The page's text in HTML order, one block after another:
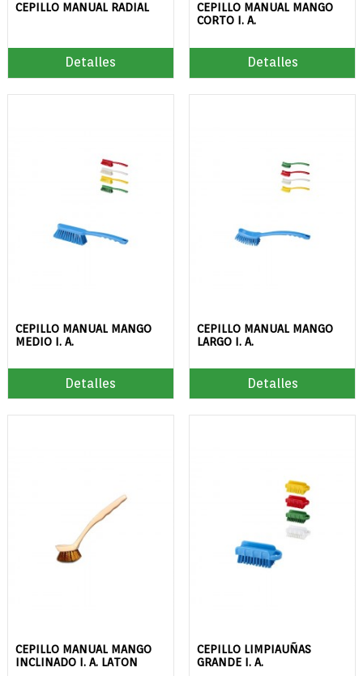
CEPILLO MANUAL RADIAL
Detalles
CEPILLO MANUAL MANGO
CORTO I. A.
Detalles
CEPILLO MANUAL MANGO
MEDIO I. A.
Detalles
CEPILLO MANUAL MANGO
LARGO I. A.
Detalles
CEPILLO MANUAL MANGO
INCLINADO I. A. LATON
CEPILLO LIMPIAUÑAS
GRANDE I. A.